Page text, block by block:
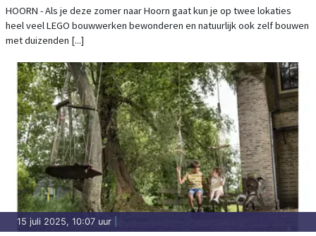
HOORN - Als je deze zomer naar Hoorn gaat kun je op twee lokaties
heel veel LEGO bouwwerken bewonderen en natuurlijk ook zelf bouwen
met duizenden [...]
15 juli 2025, 10:07 uur